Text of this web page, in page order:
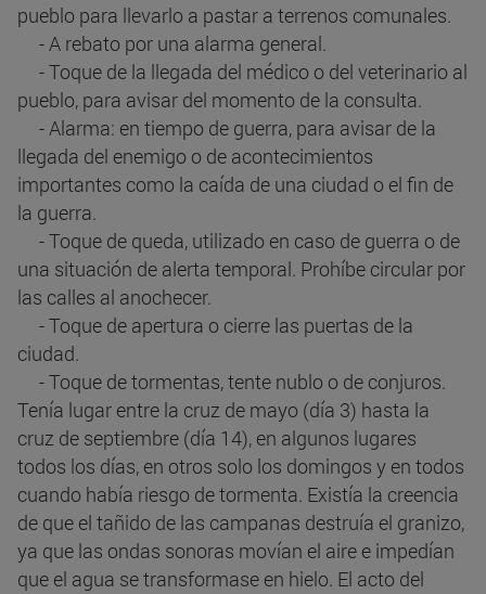
pueblo para llevarlo a pastar a terrenos comunales.
- A rebato por una alarma general.
- Toque de la llegada del médico o del veterinario al
pueblo, para avisar del momento de la consulta.
- Alarma: en tiempo de guerra, para avisar de la
llegada del enemigo o de acontecimientos
importantes como la caída de una ciudad o el fin de
la guerra.
- Toque de queda, utilizado en caso de guerra o de
una situación de alerta temporal. Prohíbe circular por
las calles al anochecer.
- Toque de apertura o cierre las puertas de la
ciudad.
- Toque de tormentas, tente nublo o de conjuros.
Tenía lugar entre la cruz de mayo (día 3) hasta la
cruz de septiembre (día 14), en algunos lugares
todos los días, en otros solo los domingos y en todos
cuando había riesgo de tormenta. Existía la creencia
de que el tañido de las campanas destruía el granizo,
ya que las ondas sonoras movían el aire e impedían
que el agua se transformase en hielo. El acto del